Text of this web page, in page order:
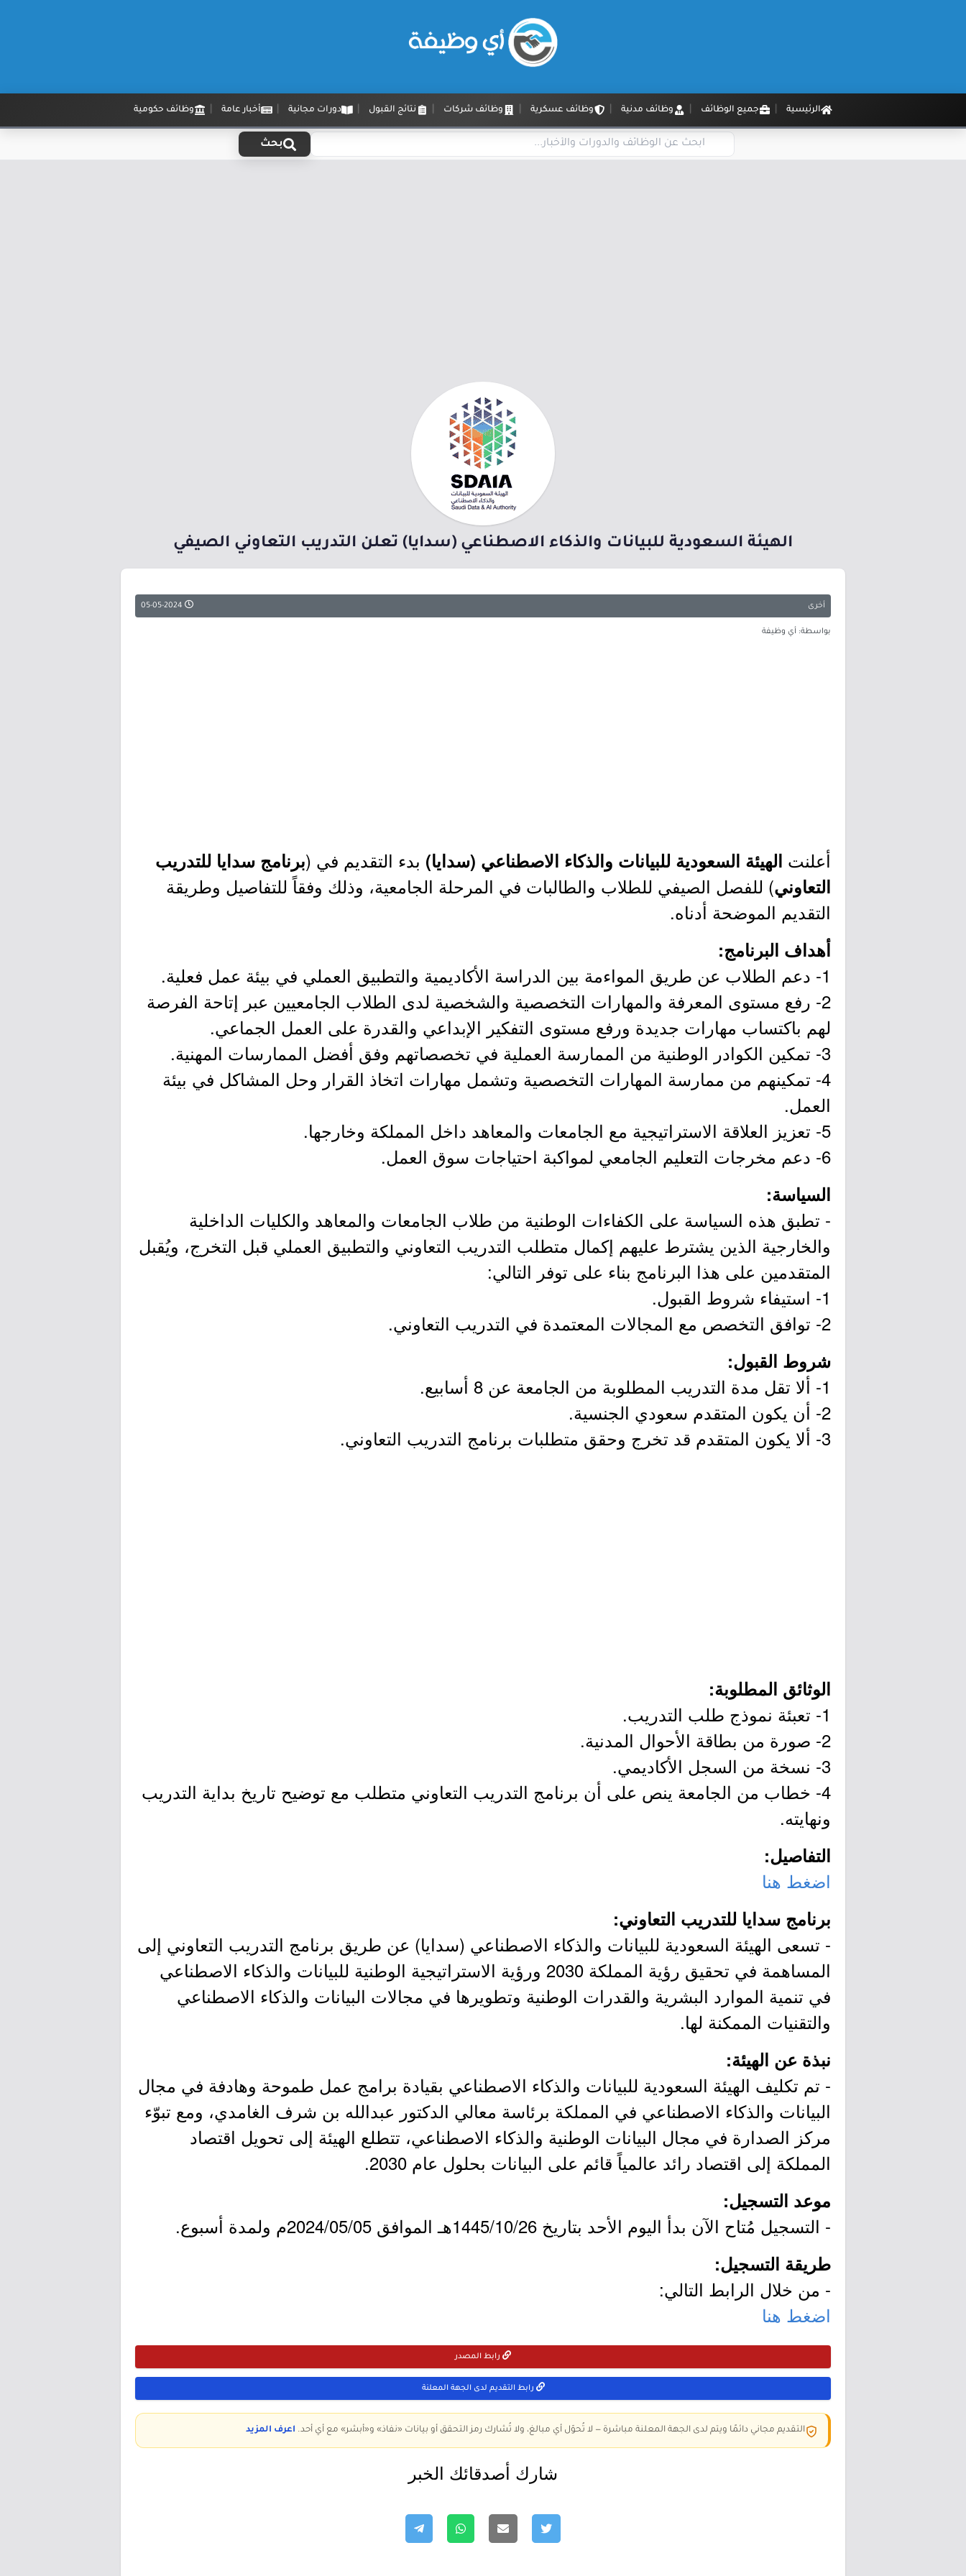
الرئيسية جميع الوظائف وظائف مدنية وظائف عسكرية وظائف شركات نتائج القبول دورات مجانية أخبار عامة وظائف حكومية
بحث
الهيئة السعودية للبيانات والذكاء الاصطناعي (سدايا) تعلن التدريب التعاوني الصيفي
أخرى
بواسطة: أي وظيفة
أعلنت الهيئة السعودية للبيانات والذكاء الاصطناعي (سدايا) بدء التقديم في (برنامج سدايا للتدريب
التعاوني) للفصل الصيفي للطلاب والطالبات في المرحلة الجامعية، وذلك وفقاً للتفاصيل وطريقة
التقديم الموضحة أدناه.
أهداف البرنامج:
1- دعم الطلاب عن طريق المواءمة بين الدراسة الأكاديمية والتطبيق العملي في بيئة عمل فعلية.
2- رفع مستوى المعرفة والمهارات التخصصية والشخصية لدى الطلاب الجامعيين عبر إتاحة الفرصة
لهم باكتساب مهارات جديدة ورفع مستوى التفكير الإبداعي والقدرة على العمل الجماعي.
3- تمكين الكوادر الوطنية من الممارسة العملية في تخصصاتهم وفق أفضل الممارسات المهنية.
4- تمكينهم من ممارسة المهارات التخصصية وتشمل مهارات اتخاذ القرار وحل المشاكل في بيئة
العمل.
5- تعزيز العلاقة الاستراتيجية مع الجامعات والمعاهد داخل المملكة وخارجها.
6- دعم مخرجات التعليم الجامعي لمواكبة احتياجات سوق العمل.
السياسة:
- تطبق هذه السياسة على الكفاءات الوطنية من طلاب الجامعات والمعاهد والكليات الداخلية
والخارجية الذين يشترط عليهم إكمال متطلب التدريب التعاوني والتطبيق العملي قبل التخرج، ويُقبل
المتقدمين على هذا البرنامج بناء على توفر التالي:
1- استيفاء شروط القبول.
2- توافق التخصص مع المجالات المعتمدة في التدريب التعاوني.
شروط القبول:
1- ألا تقل مدة التدريب المطلوبة من الجامعة عن 8 أسابيع.
2- أن يكون المتقدم سعودي الجنسية.
3- ألا يكون المتقدم قد تخرج وحقق متطلبات برنامج التدريب التعاوني.
الوثائق المطلوبة:
1- تعبئة نموذج طلب التدريب.
2- صورة من بطاقة الأحوال المدنية.
3- نسخة من السجل الأكاديمي.
4- خطاب من الجامعة ينص على أن برنامج التدريب التعاوني متطلب مع توضيح تاريخ بداية التدريب
ونهايته.
التفاصيل:
اضغط هنا
برنامج سدايا للتدريب التعاوني:
- تسعى الهيئة السعودية للبيانات والذكاء الاصطناعي (سدايا) عن طريق برنامج التدريب التعاوني إلى
المساهمة في تحقيق رؤية المملكة 2030 ورؤية الاستراتيجية الوطنية للبيانات والذكاء الاصطناعي
في تنمية الموارد البشرية والقدرات الوطنية وتطويرها في مجالات البيانات والذكاء الاصطناعي
والتقنيات الممكنة لها.
نبذة عن الهيئة:
- تم تكليف الهيئة السعودية للبيانات والذكاء الاصطناعي بقيادة برامج عمل طموحة وهادفة في مجال
البيانات والذكاء الاصطناعي في المملكة برئاسة معالي الدكتور عبدالله بن شرف الغامدي، ومع تبوّء
مركز الصدارة في مجال البيانات الوطنية والذكاء الاصطناعي، تتطلع الهيئة إلى تحويل اقتصاد
المملكة إلى اقتصاد رائد عالمياً قائم على البيانات بحلول عام 2030.
موعد التسجيل:
- التسجيل مُتاح الآن بدأ اليوم الأحد بتاريخ 1445/10/26هـ الموافق 2024/05/05م ولمدة أسبوع.
طريقة التسجيل:
- من خلال الرابط التالي:
اضغط هنا
رابط المصدر
رابط التقديم لدى الجهة المعلنة
التقديم مجاني دائمًا ويتم لدى الجهة المعلنة مباشرة — لا تُحوّل أي مبالغ، ولا تُشارك رمز التحقق أو بيانات «نفاذ» و«أبشر» مع أي أحد. اعرف المزيد
شارك أصدقائك الخبر